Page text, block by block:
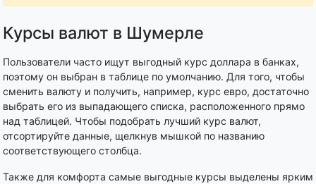
Курсы валют в Шумерле
Пользователи часто ищут выгодный курс доллара в банках,
поэтому он выбран в таблице по умолчанию. Для того, чтобы
сменить валюту и получить, например, курс евро, достаточно
выбрать его из выпадающего списка, расположенного прямо
над таблицей. Чтобы подобрать лучший курс валют,
отсортируйте данные, щелкнув мышкой по названию
соответствующего столбца.
Также для комфорта самые выгодные курсы выделены ярким